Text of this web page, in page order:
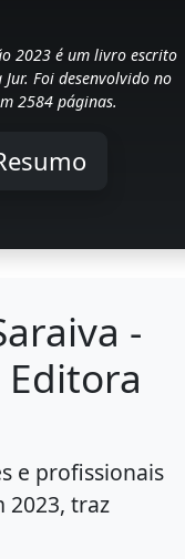
2023 é um livro escrito
Foi desenvolvido no
2584 páginas.
-
e profissionais
2023, traz